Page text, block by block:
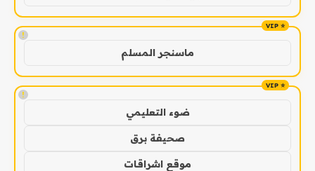
!
ماسنجر المسلم
!
ضوء التعليمي
صحيفة برق
موقع اشراقات